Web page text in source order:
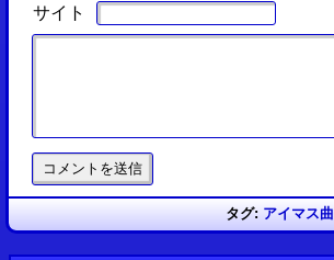
サイト
タグ: アイマス